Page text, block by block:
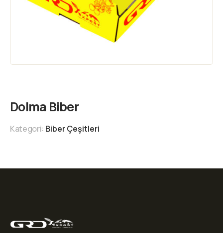
Dolma Biber
Kategori: Biber Çeşitleri